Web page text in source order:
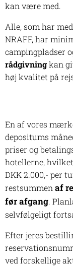
kan være med.
Alle, som har
NRAFF, har
campingpladser
rådgivningkan
høj kvalitet på
En af vores
depositums
priser og
hotellerne,
DKK 2.000,- per
restsummen af
før afgang.
selvfølgeligt
Efter jeres
ved forskellige